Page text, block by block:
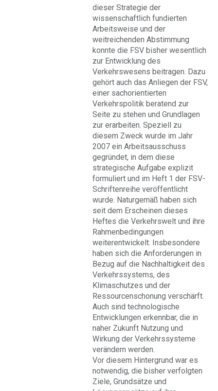
dieser Strategie der
wissenschaftlich fundierten
Arbeitsweise und der
weitreichenden Abstimmung
konnte die FSV bisher wesentlich
zur Entwicklung des
Verkehrswesens beitragen. Dazu
gehört auch das Anliegen der FSV,
einer sachorientierten
Verkehrspolitik beratend zur
Seite zu stehen und Grundlagen
zur erarbeiten. Speziell zu
diesem Zweck wurde im Jahr
2007 ein Arbeitsausschuss
gegründet, in dem diese
strategische Aufgabe explizit
formuliert und im Heft 1 der FSV-
Schriftenreihe veröffentlicht
wurde. Naturgemäß haben sich
seit dem Erscheinen dieses
Heftes die Verkehrswelt und ihre
Rahmenbedingungen
weiterentwickelt. Insbesondere
haben sich die Anforderungen in
Bezug auf die Nachhaltigkeit des
Verkehrssystems, des
Klimaschutzes und der
Ressourcenschonung verschärft.
Auch sind technologische
Entwicklungen erkennbar, die in
naher Zukunft Nutzung und
Wirkung der Verkehrssysteme
verändern werden.
Vor diesem Hintergrund war es
notwendig, die bisher verfolgten
Ziele, Grundsätze und